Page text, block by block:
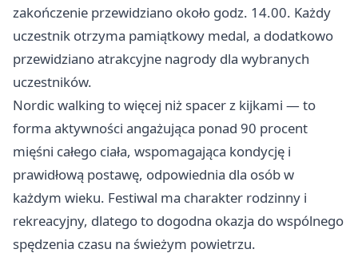
zakończenie przewidziano około godz. 14.00. Każdy
uczestnik otrzyma pamiątkowy medal, a dodatkowo
przewidziano atrakcyjne nagrody dla wybranych
uczestników.
Nordic walking to więcej niż spacer z kijkami — to
forma aktywności angażująca ponad 90 procent
mięśni całego ciała, wspomagająca kondycję i
prawidłową postawę, odpowiednia dla osób w
każdym wieku. Festiwal ma charakter rodzinny i
rekreacyjny, dlatego to dogodna okazja do wspólnego
spędzenia czasu na świeżym powietrzu.